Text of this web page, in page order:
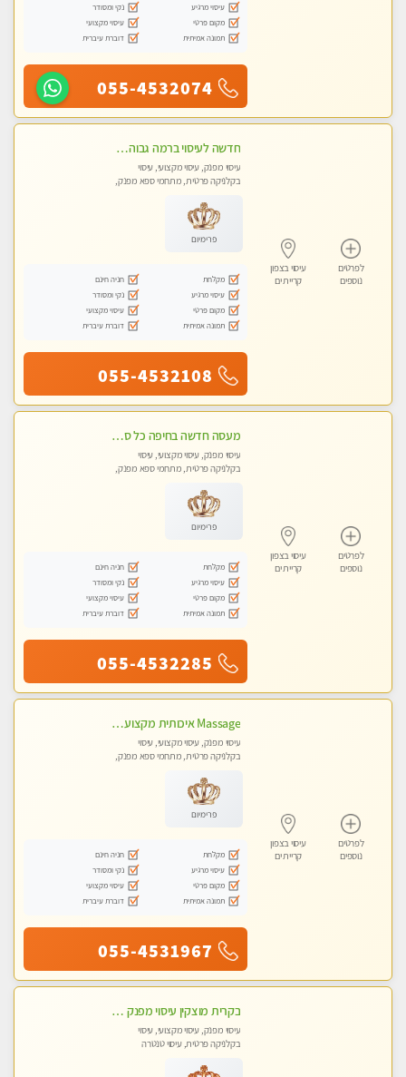
עיסוי מרגיע
נקי ומסודר
מקום פרטי
עיסוי מקצועי
תמונה אמיתית
דוברת עיברית
055-4532074
לפרטים
נוספים
עיסוי בצפון
קריית ים
חדשה לעיסוי ברמה גבוהה VIP תתקשר .....בקרית אתא ללא מין !
עיסוי מפנק, עיסוי מקצועי, עיסוי
בקלניקה פרטית, מתחמי ספא מפנק,
פרימיום
מקלחת
חניה חינם
עיסוי מרגיע
נקי ומסודר
מקום פרטי
עיסוי מקצועי
תמונה אמיתית
דוברת עיברית
055-4532108
לפרטים
נוספים
עיסוי בצפון
קריית ים
מעסה חדשה בחיפה כל סוגי העיסויים מעסה מקצועית ואיכותית פרטי!!!מומלץ לחלוטין!!
עיסוי מפנק, עיסוי מקצועי, עיסוי
בקלניקה פרטית, מתחמי ספא מפנק,
פרימיום
מקלחת
חניה חינם
עיסוי מרגיע
נקי ומסודר
מקום פרטי
עיסוי מקצועי
תמונה אמיתית
דוברת עיברית
055-4532285
לפרטים
נוספים
עיסוי בצפון
קריית ים
Massage איכותית מקצועית ומפנקת- ללא מין !!
עיסוי מפנק, עיסוי מקצועי, עיסוי
בקלניקה פרטית, מתחמי ספא מפנק,
פרימיום
מקלחת
חניה חינם
עיסוי מרגיע
נקי ומסודר
מקום פרטי
עיסוי מקצועי
תמונה אמיתית
דוברת עיברית
055-4531967
בקרית מוצקין עיסוי מפנק מרגיע ושקט במקום מדהים עיסוי מושקע מאוד-
עיסוי מפנק, עיסוי מקצועי, עיסוי
בקלניקה פרטית, עיסוי טנטרה